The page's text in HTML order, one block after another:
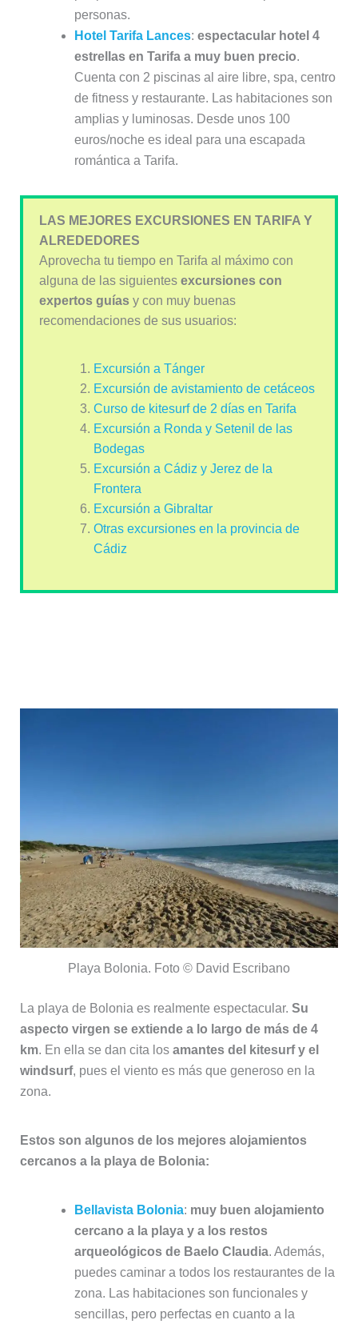
personas.
Hotel Tarifa Lances: espectacular hotel 4
estrellas en Tarifa a muy buen precio.
Cuenta con 2 piscinas al aire libre, spa, centro
de fitness y restaurante. Las habitaciones son
amplias y luminosas. Desde unos 100
euros/noche es ideal para una escapada
romántica a Tarifa.
LAS MEJORES EXCURSIONES EN TARIFA Y
ALREDEDORES
Aprovecha tu tiempo en Tarifa al máximo con
alguna de las siguientes excursiones con
expertos guíasy con muy buenas
recomendaciones de sus usuarios:
Excursión a Tánger
Excursión de avistamiento de cetáceos
Curso de kitesurf de 2 días en Tarifa
Excursión a Ronda y Setenil de las
Bodegas
Excursión a Cádiz y Jerez de la
Frontera
Excursión a Gibraltar
Otras excursiones en la provincia de
Cádiz
Playa Bolonia. Foto © David Escribano
La playa de Bolonia es realmente espectacular. Su
aspecto virgen se extiende a lo largo de más de 4
km. En ella se dan cita los amantes del kitesurf y el
windsurf, pues el viento es más que generoso en la
zona.
Estos son algunos de los mejores alojamientos
cercanos a la playa de Bolonia:
Bellavista Bolonia: muy buen alojamiento
cercano a la playa y a los restos
arqueológicos de Baelo Claudia. Además,
puedes caminar a todos los restaurantes de la
zona. Las habitaciones son funcionales y
sencillas, pero perfectas en cuanto a la